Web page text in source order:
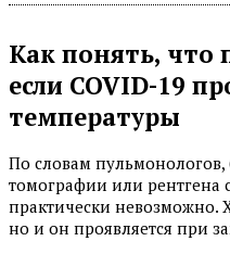
Как понять, что
если COVID-19
температуры
По словам
томографии или рентгена
практически невозможно.
но и он проявляется при